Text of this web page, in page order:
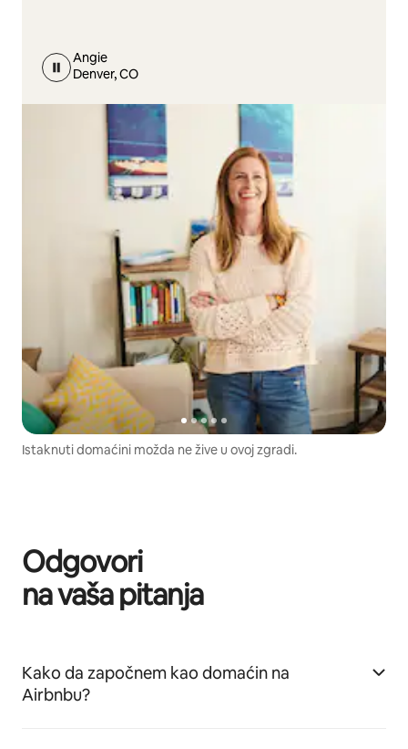
Angie
Denver, CO
Istaknuti domaćini možda ne žive u ovoj zgradi.
Odgovori
na vaša pitanja
Kako da započnem kao domaćin na
Airbnbu?